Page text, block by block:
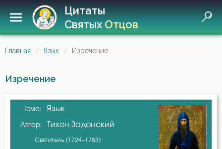
Цитаты
СвятыхОтцов
Главная Язык Изречение
Изречение
Тема: Язык
Автор: Тихон Задонский
Святитель (1724–1783)